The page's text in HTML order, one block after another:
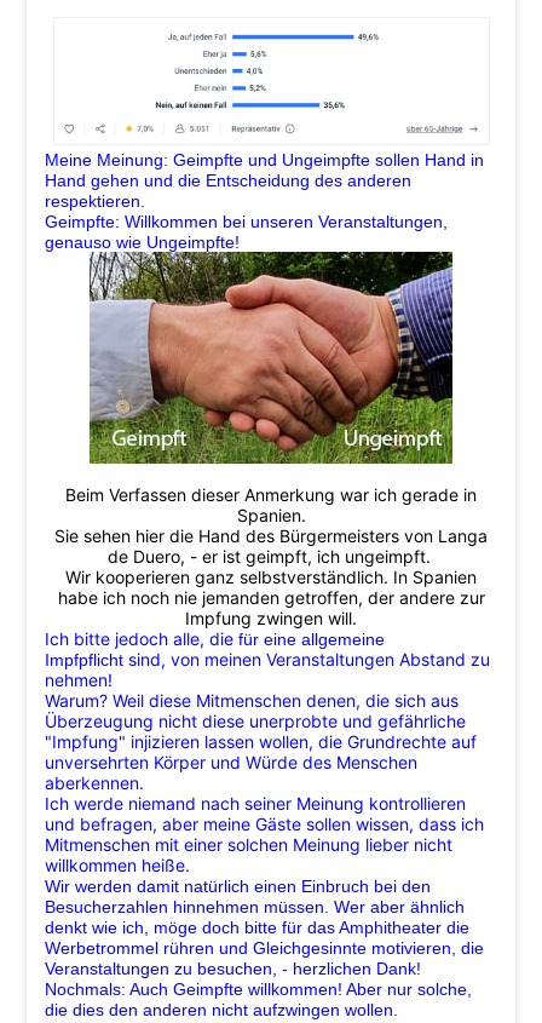
Meine Meinung: Geimpfte und Ungeimpfte sollen Hand in
Hand gehen und die Entscheidung des anderen
respektieren.
Geimpfte: Willkommen bei unseren Veranstaltungen,
genauso wie Ungeimpfte!
Beim Verfassen dieser Anmerkung war ich gerade in
Spanien.
Sie sehen hier die Hand des Bürgermeisters von Langa
de Duero, - er ist geimpft, ich ungeimpft.
Wir kooperieren ganz selbstverständlich. In Spanien
habe ich noch nie jemanden getroffen, der andere zur
Impfung zwingen will.
Ich bitte jedoch alle, die für eine allgemeine
Impfpflichtsind, von meinen Veranstaltungen Abstand zu
nehmen!
Warum? Weil diese Mitmenschen denen, die sich aus
Überzeugung nicht diese unerprobte und gefährliche
"Impfung" injizieren lassen wollen, die Grundrechte auf
unversehrten Körper und Würde des Menschen
aberkennen.
Ich werde niemand nach seiner Meinung kontrollieren
und befragen, aber meine Gäste sollen wissen, dass ich
Mitmenschen mit einer solchen Meinung lieber nicht
willkommen heiße.
Wir werden damit natürlich einen Einbruch bei den
Besucherzahlen hinnehmen müssen. Wer aber ähnlich
denkt wie ich, möge doch bitte für das Amphitheaterdie
Werbetrommel rühren und Gleichgesinnte motivieren, die
Veranstaltungen zu besuchen, - herzlichen Dank!
Nochmals: Auch Geimpfte willkommen! Aber nur solche,
die dies den anderen nicht aufzwingen wollen.